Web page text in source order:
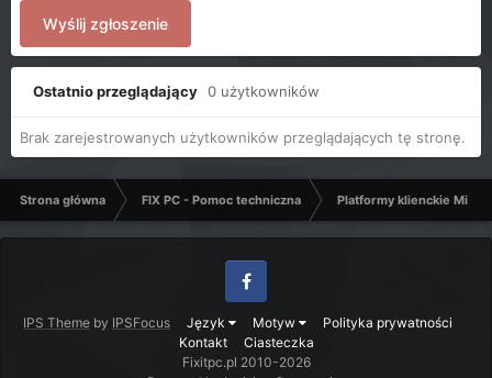
Wyślij zgłoszenie
Ostatnio przeglądający 0 użytkowników
Brak zarejestrowanych użytkowników przeglądających tę stronę.
Strona główna FIX PC - Pomoc techniczna Platformy klienckie
IPS Theme by IPSFocus Język Motyw
Polityka prywatności
Kontakt
Ciasteczka
Facebook
Fixitpc.pl 2010-2026